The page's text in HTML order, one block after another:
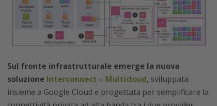
Sul fronte infrastrutturale emerge la nuova
soluzione Interconnect – Multicloud, sviluppata
insieme a Google Cloud e progettata per semplificare la